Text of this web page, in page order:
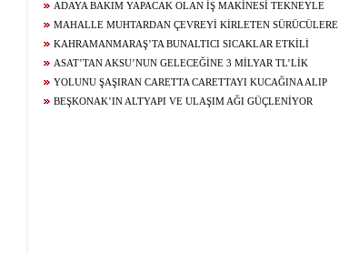
DAKİKALARCA SÜREN MÜCADELEYLE YENİDEN DENİZE
BIRAKTI
ADAYA BAKIM YAPACAK OLAN İŞ MAKİNESİ TEKNEYLE
TAŞINDI
MAHALLE MUHTARDAN ÇEVREYİ KİRLETEN SÜRÜCÜLERE
KAMERA İLE CEZA TALEBİ
KAHRAMANMARAŞ’TA BUNALTICI SICAKLAR ETKİLİ
OLUYOR
ASAT’TAN AKSU’NUN GELECEĞİNE 3 MİLYAR TL’LİK
ALTYAPI VE ÜSTYAPI YATIRIMI
YOLUNU ŞAŞIRAN CARETTA CARETTAYI KUCAĞINA ALIP
DENİZE KAVUŞTURDU
BEŞKONAK’IN ALTYAPI VE ULAŞIM AĞI GÜÇLENİYOR